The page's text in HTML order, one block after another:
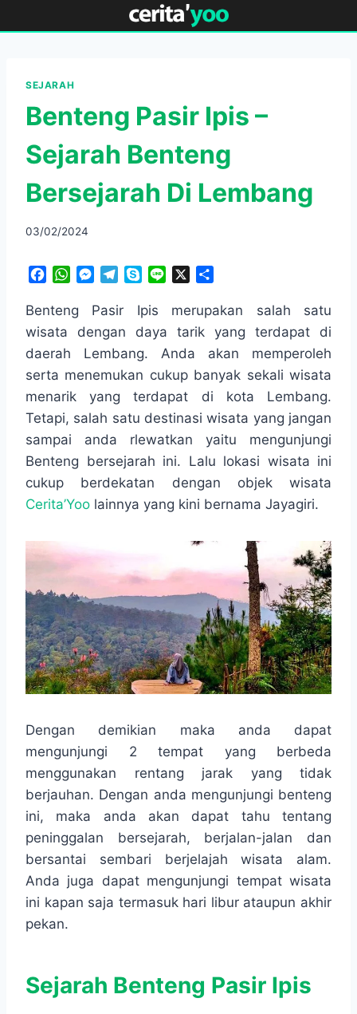
to
SEJARAH
Benteng Pasir Ipis –
Sejarah Benteng
Bersejarah Di Lembang
03/02/2024
c
e
o
o
k
W
a
p
p
M
s
s
n
g
e
r
l
e
r
a
m
y
p
n
e
a
r
e
Benteng Pasir Ipis merupakan salah satu
wisata dengan daya tarik yang terdapat di
daerah Lembang. Anda akan memperoleh
serta menemukan cukup banyak sekali wisata
menarik yang terdapat di kota Lembang.
Tetapi, salah satu destinasi wisata yang jangan
sampai anda rlewatkan yaitu mengunjungi
Benteng bersejarah ini. Lalu lokasi wisata ini
cukup berdekatan dengan objek wisata
Cerita’Yoo lainnya yang kini bernama Jayagiri.
Dengan demikian maka anda dapat
mengunjungi 2 tempat yang berbeda
menggunakan rentang jarak yang tidak
berjauhan. Dengan anda mengunjungi benteng
ini, maka anda akan dapat tahu tentang
peninggalan bersejarah, berjalan-jalan dan
bersantai sembari berjelajah wisata alam.
Anda juga dapat mengunjungi tempat wisata
ini kapan saja termasuk hari libur ataupun akhir
pekan.
Sejarah Benteng Pasir Ipis